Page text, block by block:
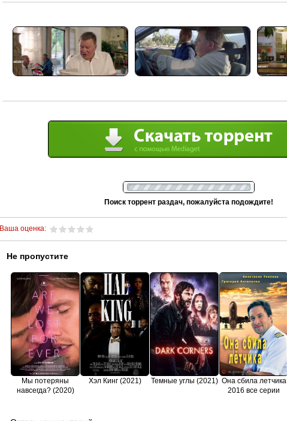
Поиск торрент раздач, пожалуйста подождите!
Ваша оценка:
Не пропустите
Мы потеряны
навсегда? (2020)
Хэл Кинг (2021) Темные углы (2021) Она сбила летчика
2016 все серии